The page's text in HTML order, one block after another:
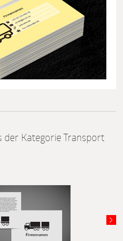
der Kategorie Transport